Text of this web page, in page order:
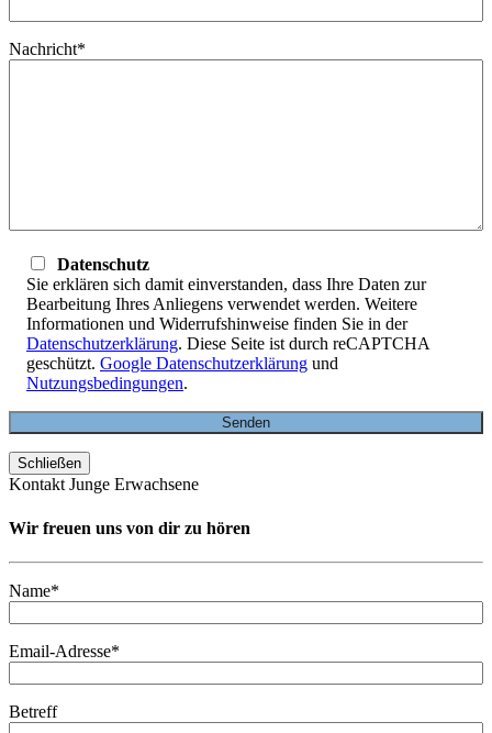
Nachricht*
Datenschutz
Sie erklären sich damit einverstanden, dass Ihre Daten zur
Bearbeitung Ihres Anliegens verwendet werden. Weitere
Informationen und Widerrufshinweise finden Sie in der
Datenschutzerklärung. Diese Seite ist durch reCAPTCHA
geschützt. Google Datenschutzerklärung und
Nutzungsbedingungen.
Schließen
Kontakt Junge Erwachsene
Wir freuen uns von dir zu hören
Name*
Email-Adresse*
Betreff